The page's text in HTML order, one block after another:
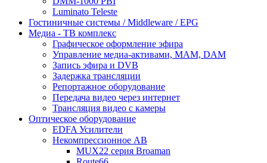
Luminato Teleste
Гостиничные системы / Middleware / EPG
Медиа - ТВ комплекс
Графическое оформление эфира
Управление медиа-активами, MAM, DAM
Запись эфира и DVB
Задержка трансляции
Репортажное оборудование
Передача видео через интернет
Трансляция видео с камеры
Оптическое оборудование
EDFA Усилители
Некомпрессионное АВ
MUX22 серия Broaman